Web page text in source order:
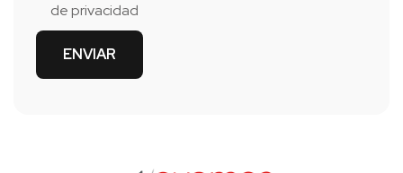
de privacidad